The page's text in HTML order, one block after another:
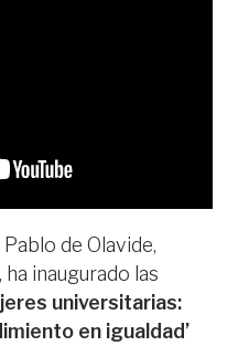
de Olavide,
, ha inaugurado las
universitarias:
en igualdad’